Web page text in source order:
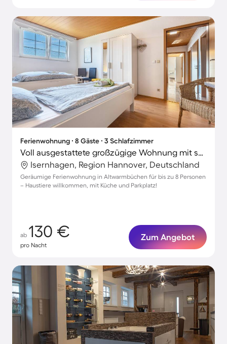
Ferienwohnung ∙ 8 Gäste ∙ 3 Schlafzimmer
Voll ausgestattete großzügige Wohnung mit schnellem Internet | Haustierfreundlich
Isernhagen, Region Hannover, Deutschland
Geräumige Ferienwohnung in Altwarmbüchen für bis zu 8 Personen
– Haustiere willkommen, mit Küche und Parkplatz!
ab 130 €
pro Nacht
Zum Angebot